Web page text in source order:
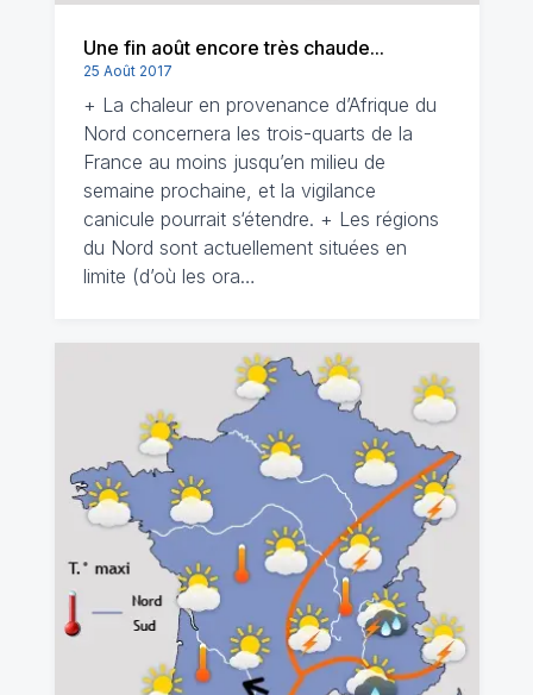
Une fin août encore très chaude...
25 Août 2017
+ La chaleur en provenance d’Afrique du
Nord concernera les trois-quarts de la
France au moins jusqu’en milieu de
semaine prochaine, et la vigilance
canicule pourrait s‘étendre. + Les régions
du Nord sont actuellement situées en
limite (d’où les ora…